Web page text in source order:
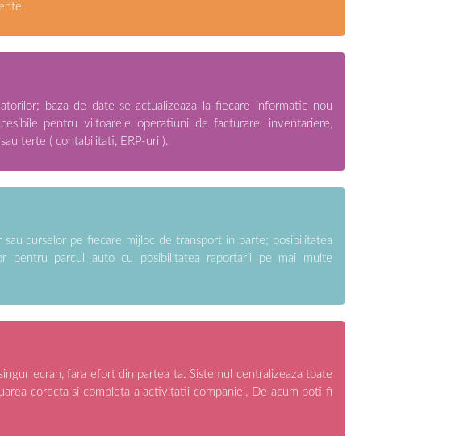
baza de date se actualizeaza la fiecare informatie nou
pentru viitoarele operatiuni de facturare, inventariere,
terte ( contabilitati, ERP-uri ).
curselor pe fiecare mijloc de transport in parte; posibilitatea
pentru parcul auto cu posibilitatea raportarii pe mai multe
ecran, fara efort din partea ta. Sistemul centralizeaza toate
corecta si completa a activitatii companiei. De acum poti fi